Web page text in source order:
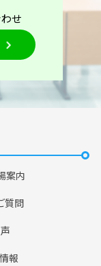
せ
案内
質問
報